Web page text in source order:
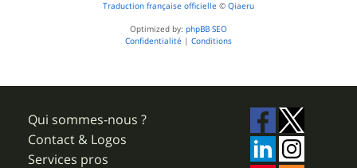
Traduction française officielle © Qiaeru
Optimized by: phpBB SEO
Confidentialité | Conditions
Qui sommes-nous ?
Contact & Logos
Services pros